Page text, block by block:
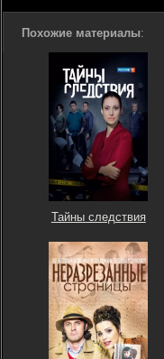
Похожие материалы:
Тайны следствия